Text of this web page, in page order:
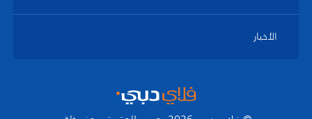
الأخبار